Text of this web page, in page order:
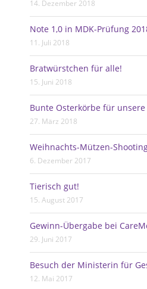
14. Dezember 2018
Note 1,0 in MDK-Prüfung
11. Juli 2018
Bratwürstchen für alle!
15. Juni 2018
Bunte Osterkörbe für unsere
27. März 2018
Weihnachts-Mützen-
6. Dezember 2017
Tierisch gut!
15. August 2017
Gewinn-Übergabe bei
29. Juni 2017
Besuch der Ministerin für
12. Mai 2017